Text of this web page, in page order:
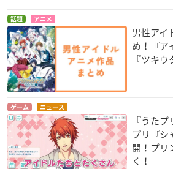
話題 アニメ
男性アイ
め！『ア
『ツキ
ゲーム ニュース
『うた
プリ『シ
開！プリ
く！